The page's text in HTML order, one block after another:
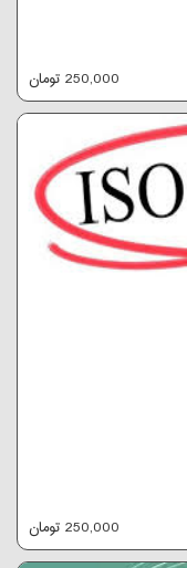
250,000 تومان
250,000 تومان